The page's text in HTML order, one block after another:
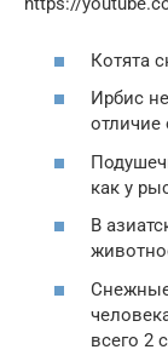
Котята
Ирбис
отличие
как у
В
всего 2